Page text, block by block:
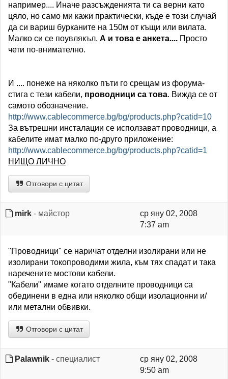
например.... Иначе разсъжденията ти са верни като
цяло, но само ми кажи практически, къде е този случай
да си вариш бурканите на 150м от къщи или вилата.
Малко си се поувлякъл. А и това е анкета.... Просто
чети по-внимателно.
И .... понеже на няколко пъти го срещам из форума-
стига с тези кабели, проводници са това. Вижда се от
самото обозначение.
http://www.cablecommerce.bg/bg/products.php?catid=10
За вътрешни инсталации се исползават проводници, а
кабелите имат малко по-друго приложение:
http://www.cablecommerce.bg/bg/products.php?catid=1
НИЩО ЛИЧНО
Отговори с цитат
mirk - майстор
ср яну 02, 2008
7:37 am
"Проводници" се наричат отделни изолирани или не
изолирани токопроводими жила, към тях спадат и така
наречените мостови кабели.
"Кабели" имаме когато отделните проводници са
обединени в една или няколко общи изолационни и/
или метални обвивки.
Отговори с цитат
Palawnik - специалист
ср яну 02, 2008
9:50 am